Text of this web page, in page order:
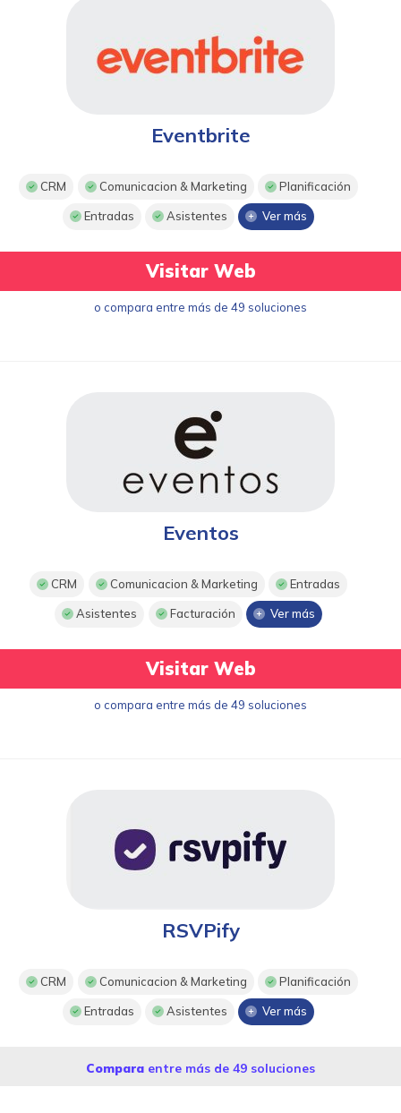
Eventbrite
CRM Comunicacion & Marketing Planificación
Entradas Asistentes Ver más
Visitar Web
o compara entre más de 49 soluciones
Eventos
CRM Comunicacion & Marketing Entradas
Asistentes Facturación Ver más
Visitar Web
o compara entre más de 49 soluciones
RSVPify
CRM Comunicacion & Marketing Planificación
Entradas Asistentes Ver más
Compara entre más de 49 soluciones